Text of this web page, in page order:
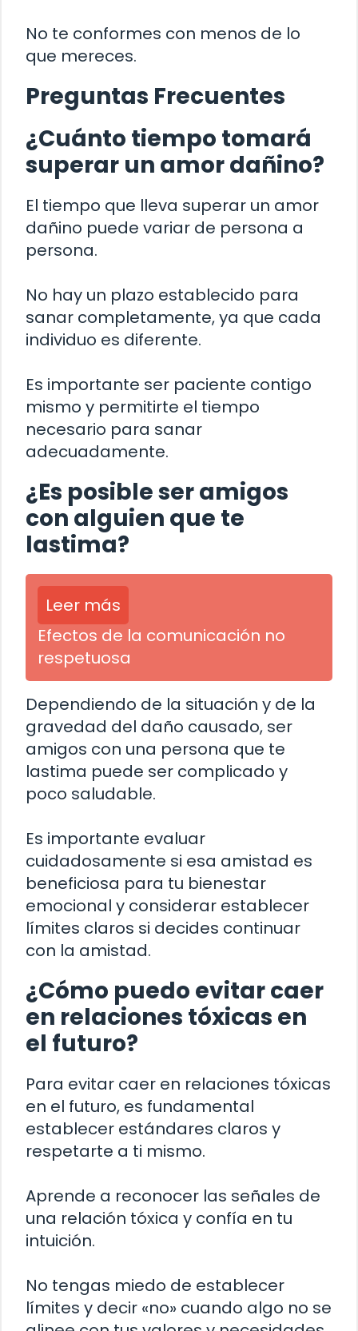
No te conformes con menos de lo
que mereces.
Preguntas Frecuentes
¿Cuánto tiempo tomará
superar un amor dañino?
El tiempo que lleva superar un amor
dañino puede variar de persona a
persona.
No hay un plazo establecido para
sanar completamente, ya que cada
individuo es diferente.
Es importante ser paciente contigo
mismo y permitirte el tiempo
necesario para sanar
adecuadamente.
¿Es posible ser amigos
con alguien que te
lastima?
Leer más
Efectos de la comunicación no
respetuosa
Dependiendo de la situación y de la
gravedad del daño causado, ser
amigos con una persona que te
lastima puede ser complicado y
poco saludable.
Es importante evaluar
cuidadosamente si esa amistad es
beneficiosa para tu bienestar
emocional y considerar establecer
límites claros si decides continuar
con la amistad.
¿Cómo puedo evitar caer
en relaciones tóxicas en
el futuro?
Para evitar caer en relaciones tóxicas
en el futuro, es fundamental
establecer estándares claros y
respetarte a ti mismo.
Aprende a reconocer las señales de
una relación tóxica y confía en tu
intuición.
No tengas miedo de establecer
límites y decir «no» cuando algo no se